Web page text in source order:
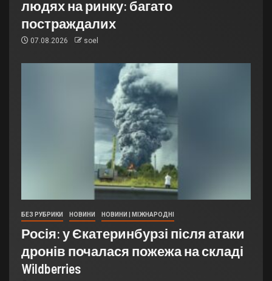
людях на ринку: багато
постраждалих
07.08.2026 soel
БЕЗ РУБРИКИ НОВИНИ НОВИНИ | МІЖНАРОДНІ
Росія: у Єкатеринбурзі після атаки
дронів почалася пожежа на складі
Wildberries